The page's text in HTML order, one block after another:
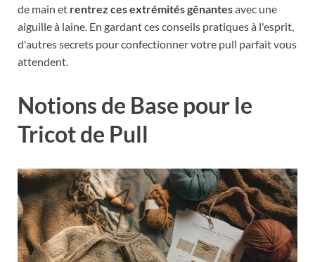
de main et rentrez ces extrémités gênantesavec une
aiguille à laine. En gardant ces conseils pratiques à l'esprit,
d'autres secrets pour confectionner votre pull parfait vous
attendent.
Notions de Base pour le
Tricot de Pull